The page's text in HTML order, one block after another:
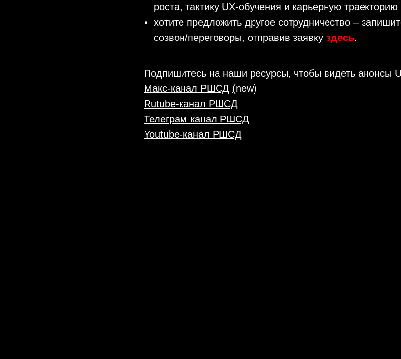
роста, тактику UX-обучения и карьерную траекторию
хотите предложить другое сотрудничество –
созвон/переговоры, отправив заявку здесь.
Подпишитесь на наши ресурсы, чтобы видеть анонсы
Макс-канал РШСД (new)
Rutube-канал РШСД
Телеграм-канал РШСД
Youtube-канал РШСД